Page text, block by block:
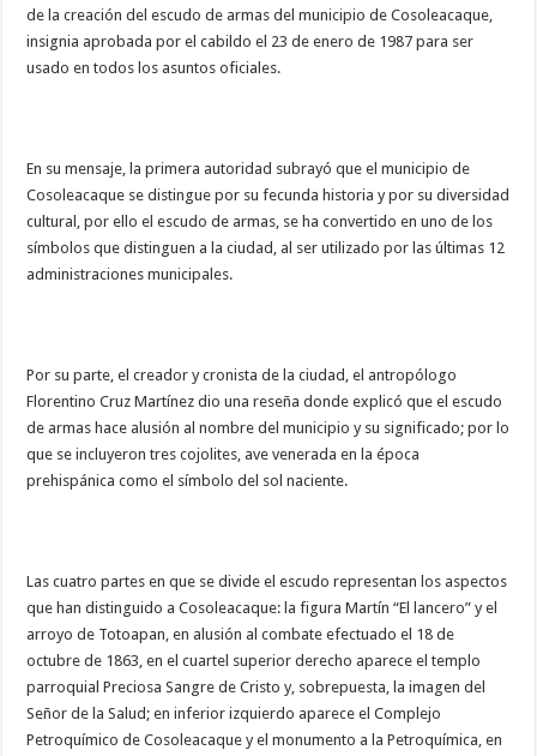
de la creación del escudo de armas del municipio de Cosoleacaque,
insignia aprobada por el cabildo el 23 de enero de 1987 para ser
usado en todos los asuntos oficiales.
En su mensaje, la primera autoridad subrayó que el municipio de
Cosoleacaque se distingue por su fecunda historia y por su diversidad
cultural, por ello el escudo de armas, se ha convertido en uno de los
símbolos que distinguen a la ciudad, al ser utilizado por las últimas 12
administraciones municipales.
Por su parte, el creador y cronista de la ciudad, el antropólogo
Florentino Cruz Martínez dio una reseña donde explicó que el escudo
de armas hace alusión al nombre del municipio y su significado; por lo
que se incluyeron tres cojolites, ave venerada en la época
prehispánica como el símbolo del sol naciente.
Las cuatro partes en que se divide el escudo representan los aspectos
que han distinguido a Cosoleacaque: la figura Martín “El lancero” y el
arroyo de Totoapan, en alusión al combate efectuado el 18 de
octubre de 1863, en el cuartel superior derecho aparece el templo
parroquial Preciosa Sangre de Cristo y, sobrepuesta, la imagen del
Señor de la Salud; en inferior izquierdo aparece el Complejo
Petroquímico de Cosoleacaque y el monumento a la Petroquímica, en